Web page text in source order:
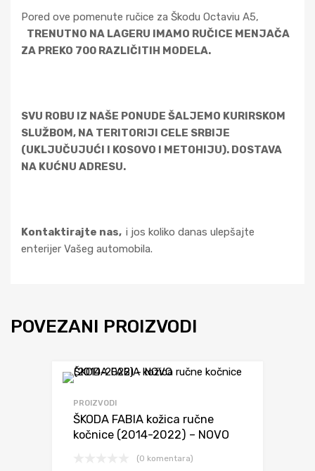
Pored ove pomenute ručice za Škodu Octaviu A5,
TRENUTNO NA LAGERU IMAMO RUČICE MENJAČA
ZA PREKO 700 RAZLIČITIH MODELA.
SVU ROBU IZ NAŠE PONUDE ŠALJEMO KURIRSKOM
SLUŽBOM, NA TERITORIJI CELE SRBIJE
(UKLJUČUJUĆI I KOSOVO I METOHIJU). DOSTAVA
NA KUĆNU ADRESU.
Kontaktirajte nas, i jos koliko danas ulepšajte
enterijer Vašeg automobila.
POVEZANI PROIZVODI
PROIZVODI
ŠKODA FABIA kožica ručne
kočnice (2014-2022) – NOVO
(0 komentara)